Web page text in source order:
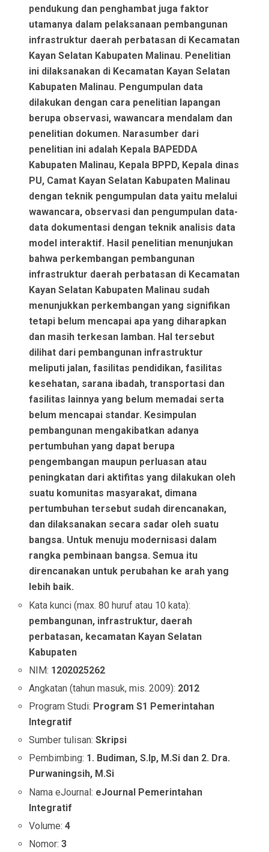
pendukung dan penghambat juga faktor
utamanya dalam pelaksanaan pembangunan
infrastruktur daerah perbatasan di Kecamatan
Kayan Selatan Kabupaten Malinau. Penelitian
ini dilaksanakan di Kecamatan Kayan Selatan
Kabupaten Malinau. Pengumpulan data
dilakukan dengan cara penelitian lapangan
berupa observasi, wawancara mendalam dan
penelitian dokumen. Narasumber dari
penelitian ini adalah Kepala BAPEDDA
Kabupaten Malinau, Kepala BPPD, Kepala dinas
PU, Camat Kayan Selatan Kabupaten Malinau
dengan teknik pengumpulan data yaitu melalui
wawancara, observasi dan pengumpulan data-
data dokumentasi dengan teknik analisis data
model interaktif. Hasil penelitian menunjukan
bahwa perkembangan pembangunan
infrastruktur daerah perbatasan di Kecamatan
Kayan Selatan Kabupaten Malinau sudah
menunjukkan perkembangan yang signifikan
tetapi belum mencapai apa yang diharapkan
dan masih terkesan lamban. Hal tersebut
dilihat dari pembangunan infrastruktur
meliputi jalan, fasilitas pendidikan, fasilitas
kesehatan, sarana ibadah, transportasi dan
fasilitas lainnya yang belum memadai serta
belum mencapai standar. Kesimpulan
pembangunan mengakibatkan adanya
pertumbuhan yang dapat berupa
pengembangan maupun perluasan atau
peningkatan dari aktifitas yang dilakukan oleh
suatu komunitas masyarakat, dimana
pertumbuhan tersebut sudah direncanakan,
dan dilaksanakan secara sadar oleh suatu
bangsa. Untuk menuju modernisasi dalam
rangka pembinaan bangsa. Semua itu
direncanakan untuk perubahan ke arah yang
lebih baik.
Kata kunci (max. 80 huruf atau 10 kata):
pembangunan, infrastruktur, daerah
perbatasan, kecamatan Kayan Selatan
Kabupaten
NIM: 1202025262
Angkatan (tahun masuk, mis. 2009): 2012
Program Studi: Program S1 Pemerintahan
Integratif
Sumber tulisan:Skripsi
Pembimbing: 1. Budiman, S.Ip, M.Si dan 2. Dra.
Purwaningsih, M.Si
Nama eJournal: eJournal Pemerintahan
Integratif
Volume:4
Nomor:3